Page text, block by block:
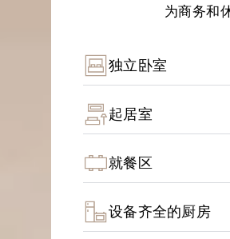
为商务和
独立卧室
起居室
就餐区
设备齐全的厨房